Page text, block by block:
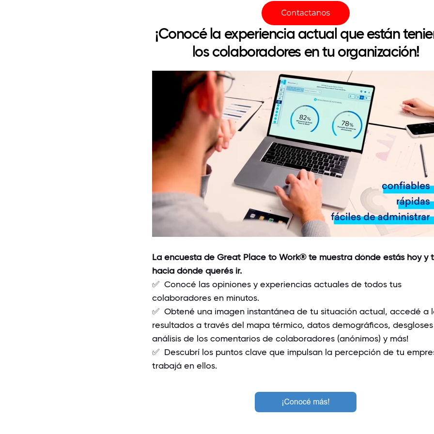
¡Conocé la experiencia actual que están
los colaboradores en tu organización!
La encuesta de Great Place to Work® te muestra dónde estás hoy y
hacia dónde querés ir.
✅ Conocé las opiniones y experiencias actuales de todos tus
colaboradores en minutos.
✅ Obtené una imagen instantánea de tu situación actual, accedé a
resultados a través del mapa térmico, datos demográficos,
análisis de los comentarios de colaboradores (anónimos) y más!
✅ Descubrí los puntos clave que impulsan la percepción de tu
trabajá en ellos.